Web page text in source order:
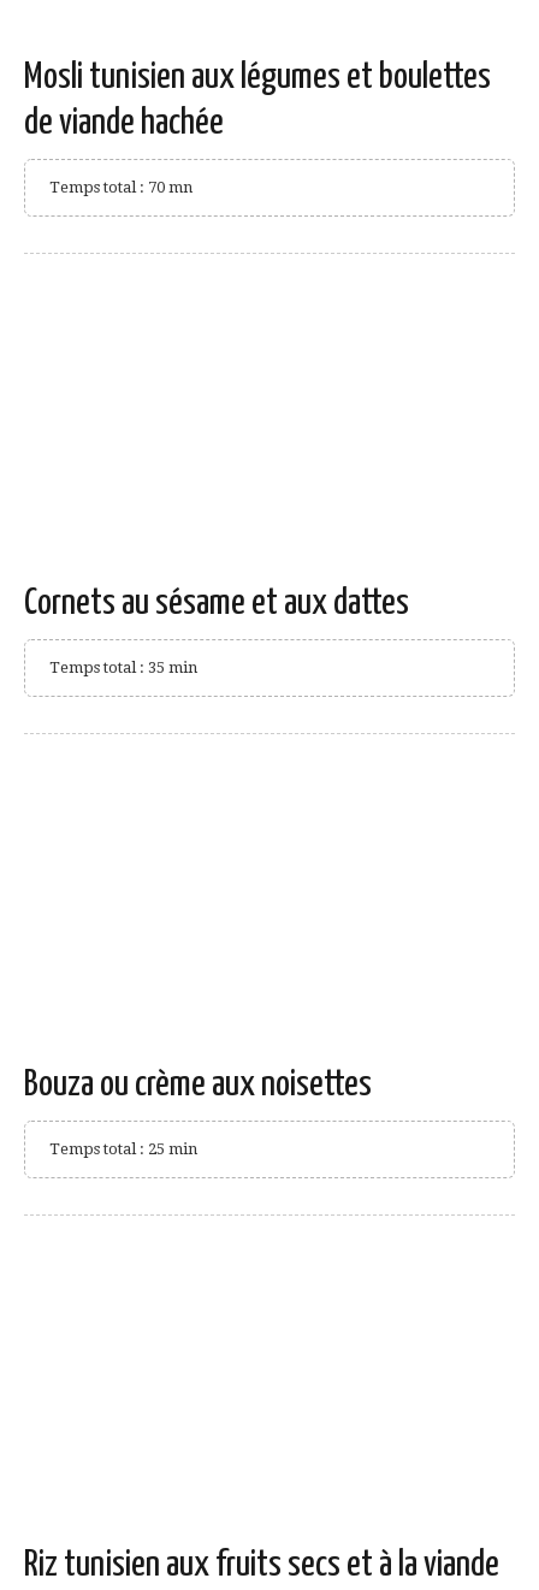
Mosli tunisien aux légumes et boulettes
de viande hachée
Temps total : 70 mn
Cornets au sésame et aux dattes
Temps total : 35 min
Bouza ou crème aux noisettes
Temps total : 25 min
Riz tunisien aux fruits secs et à la viande